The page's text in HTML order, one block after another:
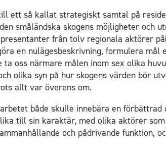
ett så kallat strategiskt samtal på
småländska skogens möjligheter och
från tolv regionala aktörer
en nulägesbeskrivning, formulera
oss närmare målen inom sex olika
olika syn på hur skogens värden bör
allt var överens om.
både skulle innebära en
till sin karaktär, med olika aktörer
och pådrivande funktion,